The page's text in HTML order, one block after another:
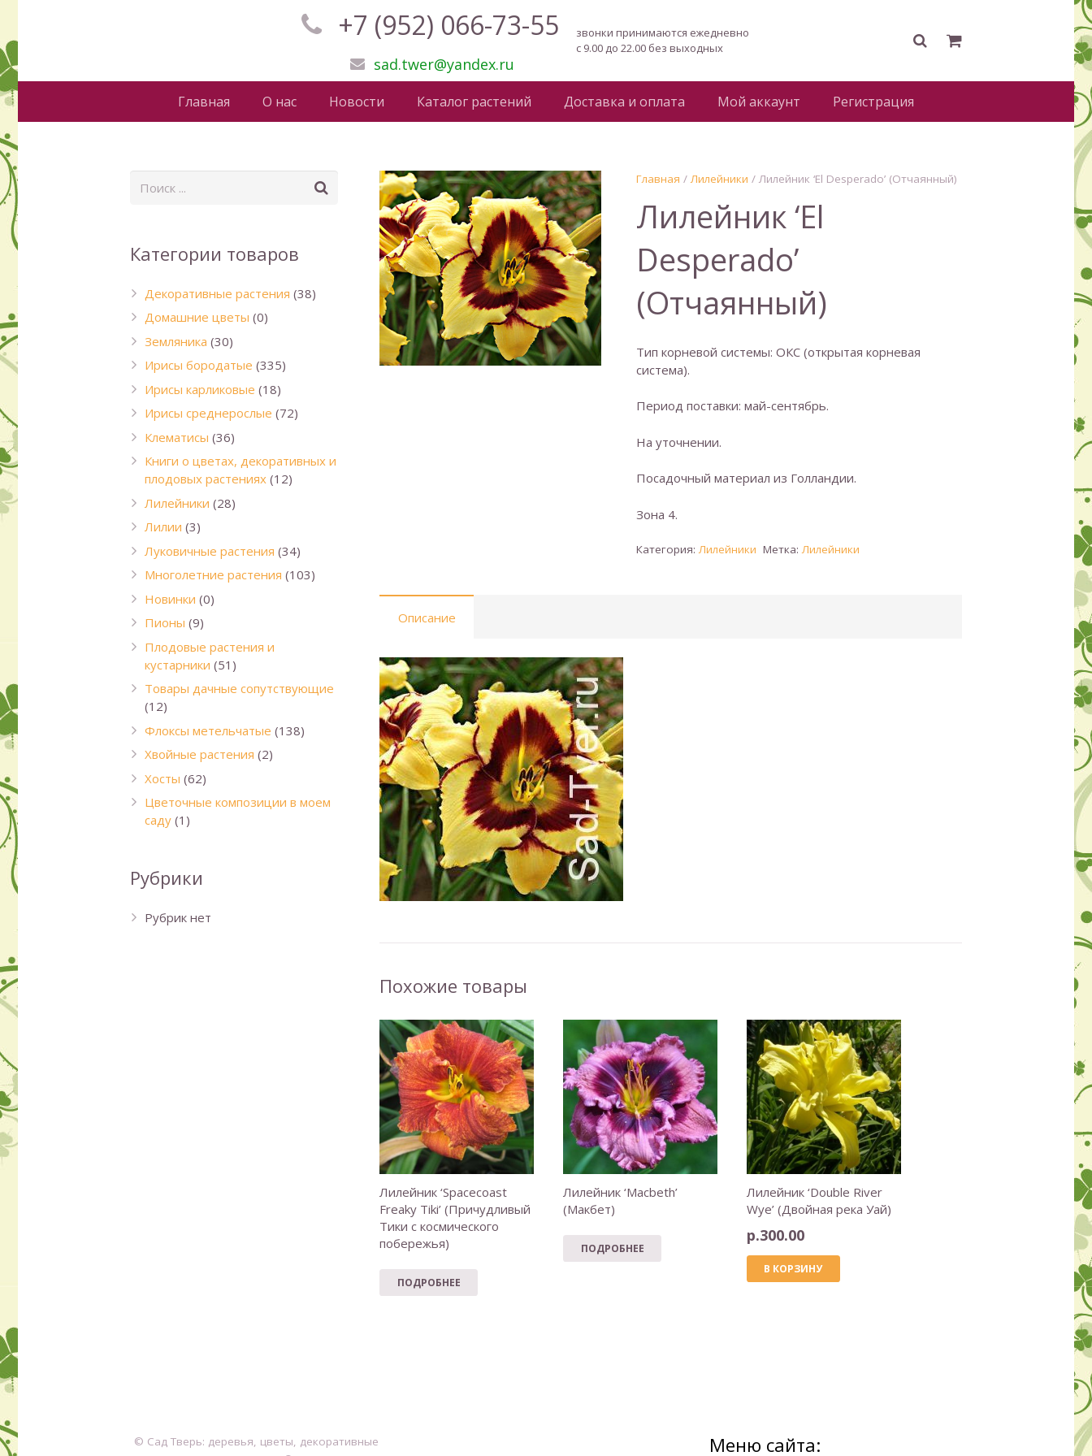
+7 (952) 066-73-55
sad.twer@yandex.ru
звонки принимаются ежедневно
с 9.00 до 22.00 без выходных
Главная О нас Новости Каталог растений Доставка и оплата Мой аккаунт Регистрация
Главная /Лилейники / Лилейник ‘El Desperado’ (Отчаянный)
Лилейник ‘El
Desperado’
(Отчаянный)
Тип корневой системы: ОКС (открытая корневая
система).
Период поставки: май-сентябрь.
На уточнении.
Посадочный материал из Голландии.
Зона 4.
Категория:Лилейники Метка:Лилейники
Описание
Похожие товары
Лилейник ‘Spacecoast
Freaky Tiki’ (Причудливый
Тики с космического
побережья)
ПОДРОБНЕЕ
Лилейник ‘Macbeth’
(Макбет)
ПОДРОБНЕЕ
Лилейник ‘Double River
Wye’ (Двойная река Уай)
р.300.00
В КОРЗИНУ
Категории товаров
Декоративные растения (38)
Домашние цветы (0)
Земляника (30)
Ирисы бородатые (335)
Ирисы карликовые (18)
Ирисы среднерослые (72)
Клематисы (36)
Книги о цветах, декоративных и
плодовых растениях (12)
Лилейники (28)
Лилии (3)
Луковичные растения (34)
Многолетние растения (103)
Новинки (0)
Пионы (9)
Плодовые растения и
кустарники (51)
Товары дачные сопутствующие
(12)
Флоксы метельчатые (138)
Хвойные растения (2)
Хосты (62)
Цветочные композиции в моем
саду (1)
Рубрики
Рубрик нет
© Сад Тверь: деревья, цветы, декоративные
Меню сайта: